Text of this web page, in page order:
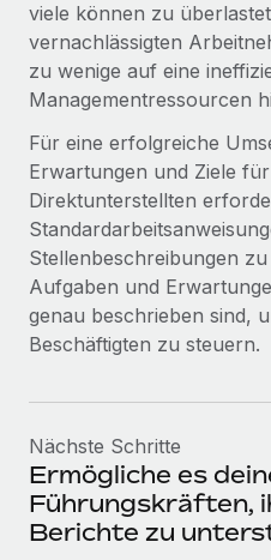
viele können zu
vernachlässigten
zu wenige auf eine
Managementressourcen
Für eine erfolgreiche
Erwartungen und Ziele
Direktunterstellten
Stellenbeschreibungen
Aufgaben und
genau beschrieben sind,
Beschäftigten zu steuern.
Nächste Schritte
Ermögliche es
Führungskräften,
Berichte zu